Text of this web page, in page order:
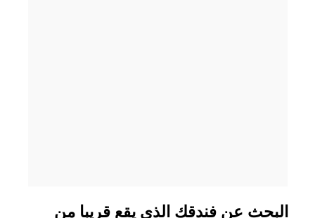
البحث عن فندقك الذي يقع قريبا من